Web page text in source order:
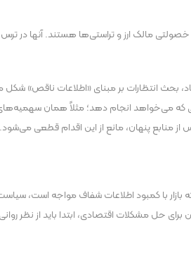
مالک ارز و تراستی‌ها هستند. آنها در
انتظارات بر مبنای «اطلاعات ناقص» شکل
از منابع پنهان، مانع از این اقدام قطعی می‌شود.
بازار با کمبود اطلاعات شفاف مواجه است،
مشکلات اقتصادی، ابتدا باید از نظر روانی